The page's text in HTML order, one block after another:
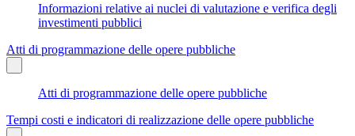
Informazioni relative ai nuclei di valutazione e verifica degli
investimenti pubblici
Atti di programmazione delle opere pubbliche
Atti di programmazione delle opere pubbliche
Tempi costi e indicatori di realizzazione delle opere pubbliche